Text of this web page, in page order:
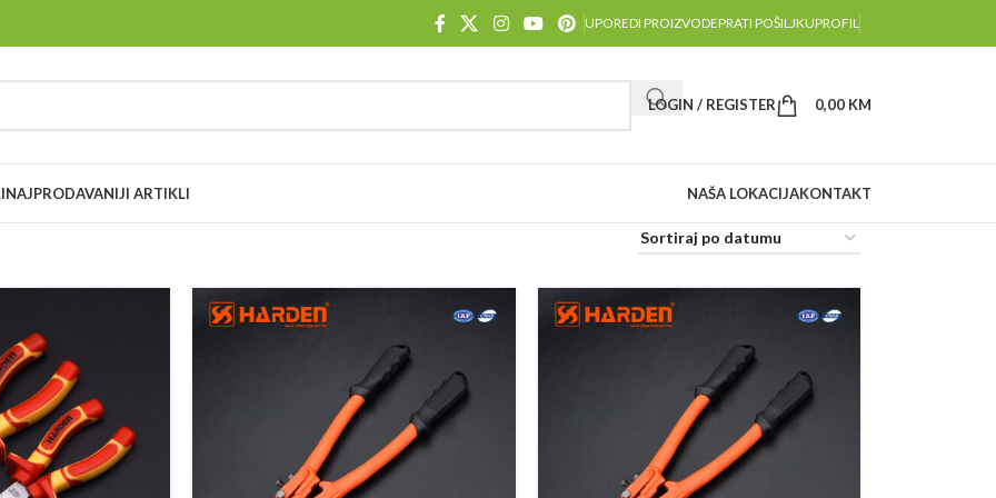
UPOREDI PROIZVODEPRATI POŠILJKUPROFIL
LOGIN / REGISTER 0,00 KM
NAJPRODAVANIJI ARTIKLI NAŠA LOKACIJAKONTAKT